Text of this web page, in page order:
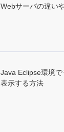
Webサーバの違い
Java Eclipse環境
表示する方法